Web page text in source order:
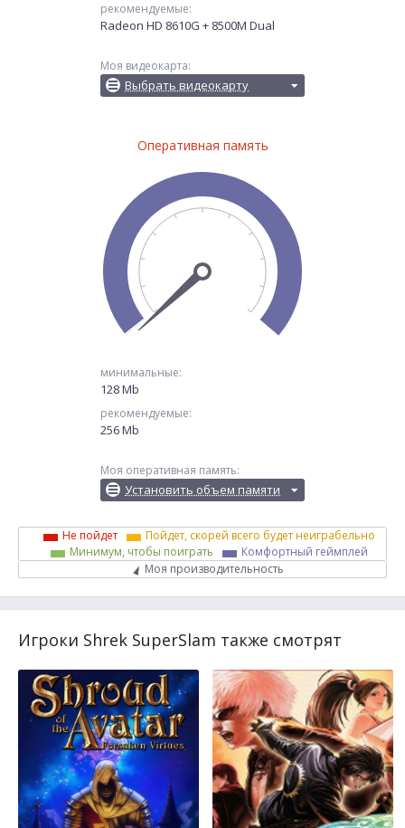
рекомендуемые:
Radeon HD 8610G + 8500M Dual
Моя видеокарта:
Выбрать видеокарту
Оперативная память
минимальные:
128 Mb
рекомендуемые:
256 Mb
Моя оперативная память:
Установить объем памяти
Не пойдет
Пойдет, скорей всего будет неиграбельно
Минимум, чтобы поиграть
Комфортный геймплей
Моя производительность
Игроки Shrek SuperSlam также смотрят